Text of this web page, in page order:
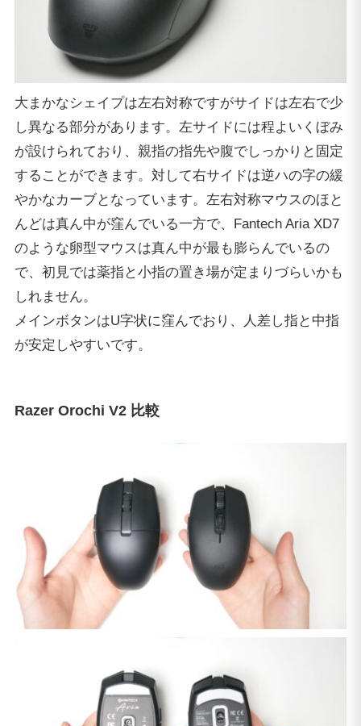
大まかなシェイプは左右対称ですがサイドは左右で少
し異なる部分があります。左サイドには程よいくぼみ
が設けられており、親指の指先や腹でしっかりと固定
することができます。対して右サイドは逆ハの字の緩
やかなカーブとなっています。左右対称マウスのほと
んどは真ん中が窪んでいる一方で、Fantech Aria XD7
のような卵型マウスは真ん中が最も膨らんでいるの
で、初見では薬指と小指の置き場が定まりづらいかも
しれません。
メインボタンはU字状に窪んでおり、人差し指と中指
が安定しやすいです。
Razer Orochi V2 比較